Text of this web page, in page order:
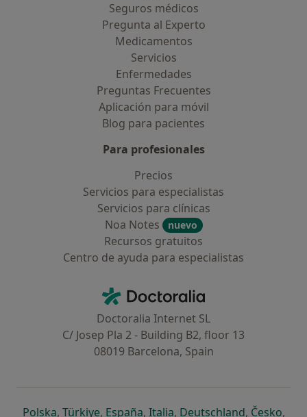
Seguros médicos
Pregunta al Experto
Medicamentos
Servicios
Enfermedades
Preguntas Frecuentes
Aplicación para móvil
Blog para pacientes
Para profesionales
Precios
Servicios para especialistas
Servicios para clínicas
Noa Notes
nuevo
Recursos gratuitos
Centro de ayuda para especialistas
Doctoralia - Página de inicio
Doctoralia Internet SL
C/ Josep Pla 2 - Building B2, floor 13
08019 Barcelona, Spain
Polskase abre en una nueva pestaña
, Türkiyese abre en una nueva pestaña
, Españase abre en una nueva pestaña
, Italiase abre en una nueva
, Deutschlandse abre en
, Českose
,